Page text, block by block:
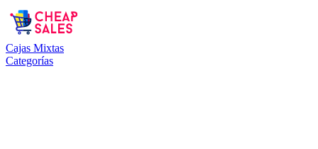
Cajas Mixtas
Categorías